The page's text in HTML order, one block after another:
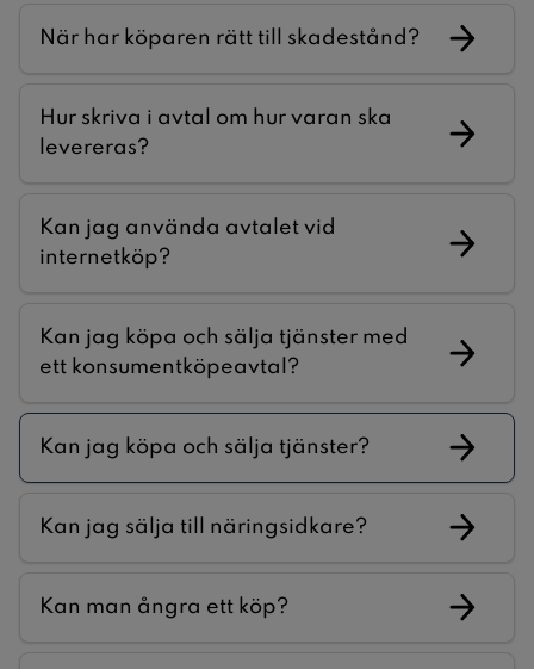
När har köparen rätt till skadestånd?
Hur skriva i avtal om hur varan ska
levereras?
Kan jag använda avtalet vid
internetköp?
Kan jag köpa och sälja tjänster med
ett konsumentköpeavtal?
Kan jag köpa och sälja tjänster?
Kan jag sälja till näringsidkare?
Kan man ångra ett köp?